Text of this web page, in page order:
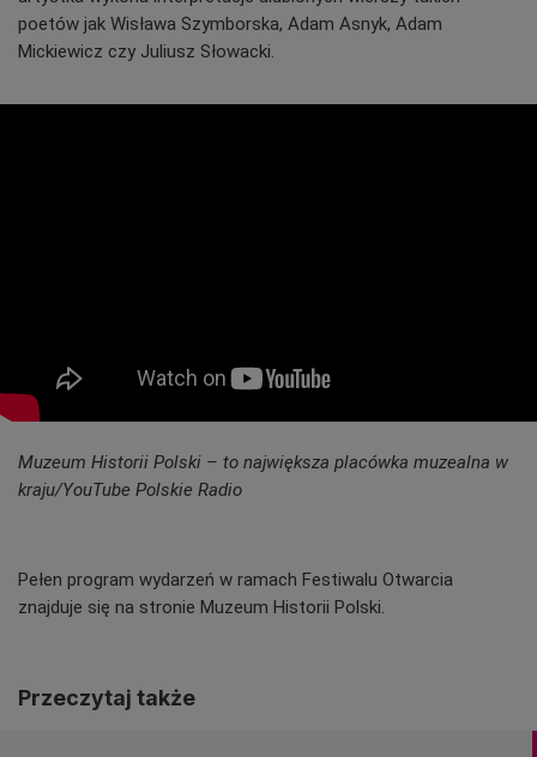
poetów jak Wisława Szymborska, Adam Asnyk, Adam
Mickiewicz czy Juliusz Słowacki.
Muzeum Historii Polski – to największa placówka muzealna w
kraju/YouTube Polskie Radio
Pełen program wydarzeń w ramach Festiwalu Otwarcia
znajduje się na stronie Muzeum Historii Polski.
Przeczytaj także